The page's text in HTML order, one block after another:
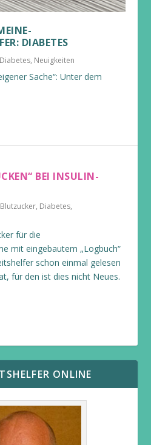
DIABETES
Diabetes, Neuigkeiten
Sache“: Unter dem
BEI INSULIN-
Blutzucker, Diabetes,
für die
mit eingebautem „Logbuch“
schon einmal gelesen
für den ist dies nicht Neues.
ONLINE